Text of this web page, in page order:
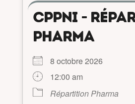
CPPNI -
PHARMA
8 octobre 2026
12:00 am
Répartition Pharma